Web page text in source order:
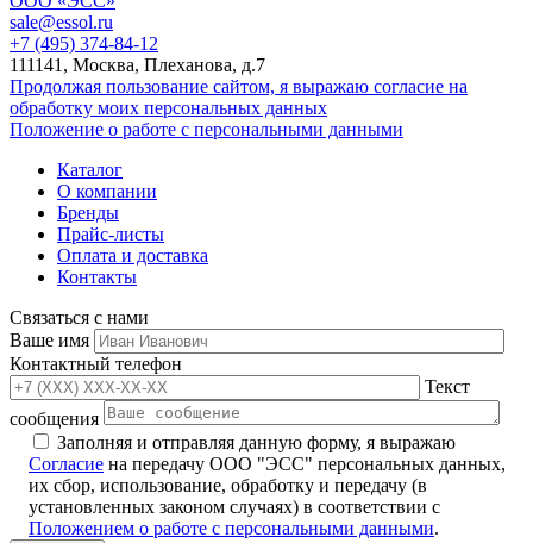
sale@essol.ru
+7 (495) 374-84-12
111141, Москва, Плеханова, д.7
Продолжая пользование сайтом, я выражаю согласие на
обработку моих персональных данных
Положение о работе с персональными данными
Каталог
О компании
Бренды
Прайс-листы
Оплата и доставка
Контакты
Связаться с нами
Ваше имя
Контактный телефон
Текст
сообщения
Заполняя и отправляя данную форму, я выражаю
Согласие на передачу ООО "ЭСС" персональных данных,
их сбор, использование, обработку и передачу (в
установленных законом случаях) в соответствии с
Положением о работе с персональными данными.